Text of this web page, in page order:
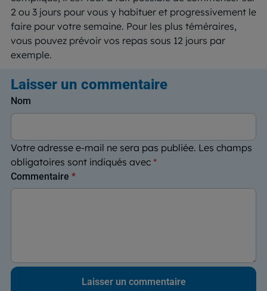
2 ou 3 jours pour vous y habituer et progressivement le
faire pour votre semaine. Pour les plus téméraires,
vous pouvez prévoir vos repas sous 12 jours par
exemple.
Laisser un commentaire
Votre adresse e-mail ne sera pas publiée. Les champs
obligatoires sont indiqués avec *
Nom
Commentaire *